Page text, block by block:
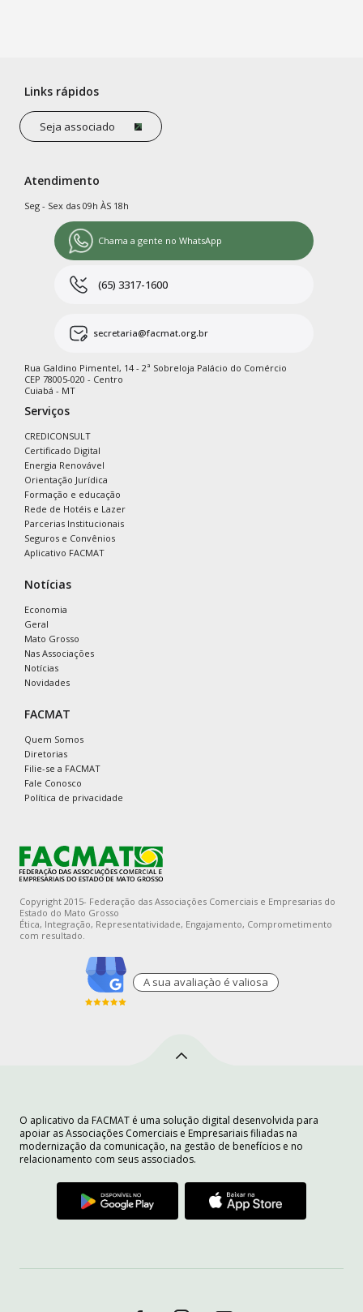
Links rápidos
Seja associado
Atendimento
Seg - Sex das 09h ÀS 18h
Chama a gente no WhatsApp
(65) 3317-1600
secretaria@facmat.org.br
Rua Galdino Pimentel, 14 - 2ª Sobreloja Palácio do Comércio
CEP 78005-020 - Centro
Cuiabá - MT
Serviços
CREDICONSULT
Certificado Digital
Energia Renovável
Orientação Jurídica
Formação e educação
Rede de Hotéis e Lazer
Parcerias Institucionais
Seguros e Convênios
Aplicativo FACMAT
Notícias
Economia
Geral
Mato Grosso
Nas Associações
Notícias
Novidades
FACMAT
Quem Somos
Diretorias
Filie-se a FACMAT
Fale Conosco
Política de privacidade
Copyright 2015- Federação das Associações Comerciais e Empresarias do
Estado do Mato Grosso
Ética, Integração, Representatividade, Engajamento, Comprometimento
com resultado.
A sua avaliaçào é valiosa
O aplicativo da FACMAT é uma solução digital desenvolvida para
apoiar as Associações Comerciais e Empresariais filiadas na
modernização da comunicação, na gestão de benefícios e no
relacionamento com seus associados.